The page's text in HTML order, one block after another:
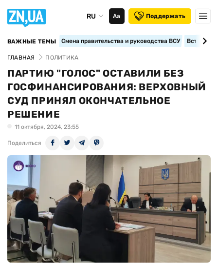
RU Аа Поддержать
ВАЖНЫЕ ТЕМЫ Смена правительства и руководства ВСУ
ГЛАВНАЯ ПОЛИТИКА
ПАРТИЮ "ГОЛОС" ОСТАВИЛИ БЕЗ
ГОСФИНАНСИРОВАНИЯ: ВЕРХОВНЫЙ
СУД ПРИНЯЛ ОКОНЧАТЕЛЬНОЕ
РЕШЕНИЕ
11 октября, 2024, 23:55
Поделиться